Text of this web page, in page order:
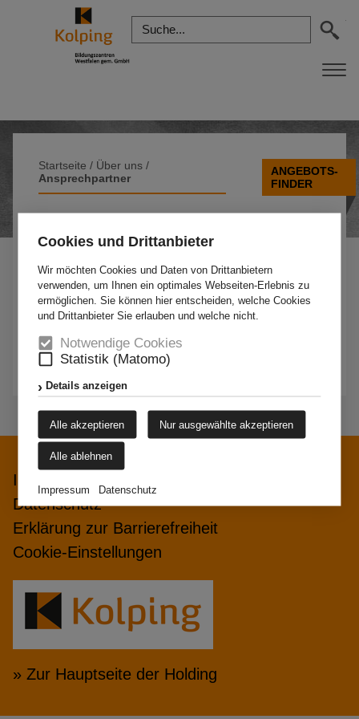
Cookies und Drittanbieter
Wir möchten Cookies und Daten von Drittanbietern
verwenden, um Ihnen ein optimales Webseiten-Erlebnis zu
ermöglichen. Sie können hier entscheiden, welche Cookies
und Drittanbieter Sie erlauben und welche nicht.
Notwendige Cookies
Statistik (Matomo)
Details anzeigen
Alle akzeptieren Nur ausgewählte akzeptieren
Alle ablehnen
Impressum Datenschutz
Startseite / Über uns /
Ansprechpartner
ANGEBOTS-
FINDER
ANSPRECHPARTNER
Eignungsfeststellung, Qualitätsmanagement
Erika Merker
Telefon:
02381 95004-51
E-Mail:
e.merker@kolping-hamm.de
Impressum
Datenschutz
Erklärung zur Barrierefreiheit
Cookie-Einstellungen
» Zur Hauptseite der Holding